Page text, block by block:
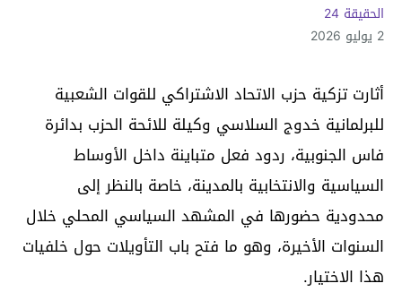
الحقيقة 24
2 يوليو 2026
أثارت تزكية حزب الاتحاد الاشتراكي للقوات الشعبية
للبرلمانية خدوج السلاسي وكيلة للائحة الحزب بدائرة
فاس الجنوبية، ردود فعل متباينة داخل الأوساط
السياسية والانتخابية بالمدينة، خاصة بالنظر إلى
محدودية حضورها في المشهد السياسي المحلي خلال
السنوات الأخيرة، وهو ما فتح باب التأويلات حول خلفيات
هذا الاختيار.